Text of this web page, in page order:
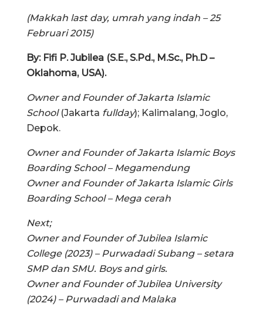
(Makkah last day, umrah yang indah – 25
Februari 2015)
By: Fifi P. Jubilea (S.E., S.Pd., M.Sc., Ph.D –
Oklahoma, USA).
Owner and Founder of Jakarta Islamic
School (Jakarta fullday); Kalimalang, Joglo,
Depok.
Owner and Founder of Jakarta Islamic Boys
Boarding School – Megamendung
Owner and Founder of Jakarta Islamic Girls
Boarding School – Mega cerah
Next;
Owner and Founder of Jubilea Islamic
College (2023) – Purwadadi Subang – setara
SMP dan SMU. Boys and girls.
Owner and Founder of Jubilea University
(2024) – Purwadadi and Malaka